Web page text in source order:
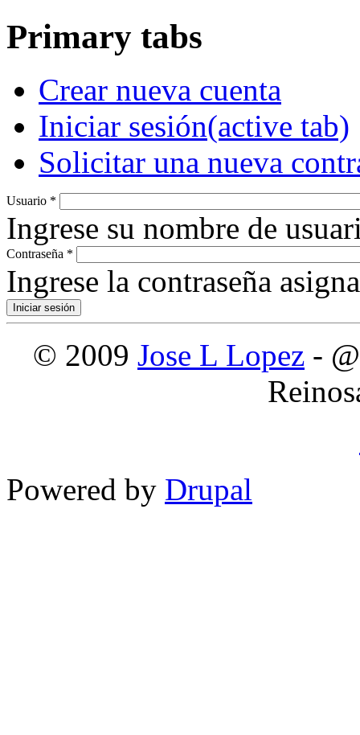
Primary tabs
Crear nueva cuenta
Iniciar sesión(active tab)
Solicitar una nueva
Usuario *
Ingrese su nombre de
Contraseña *
Ingrese la contraseña
© 2009 Jose L Lopez -
Powered by Drupal